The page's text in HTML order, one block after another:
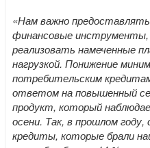
«Нам важно
финансовые
реализовать намеченные
нагрузкой. Понижение
потребительским
ответом на повышенный
продукт, который
осени. Так, в прошлом
кредиты, которые брали